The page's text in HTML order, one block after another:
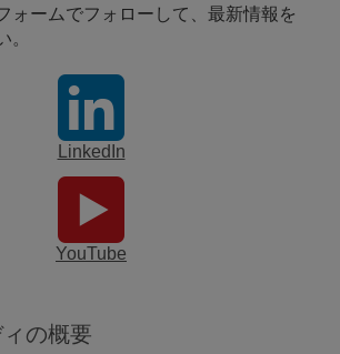
ォームでフォローして、最新情報を
。
LinkedIn
YouTube
の概要